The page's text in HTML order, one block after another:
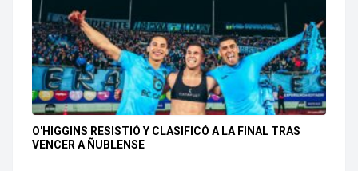
O'HIGGINS RESISTIÓ Y CLASIFICÓ A LA FINAL TRAS
VENCER A ÑUBLENSE